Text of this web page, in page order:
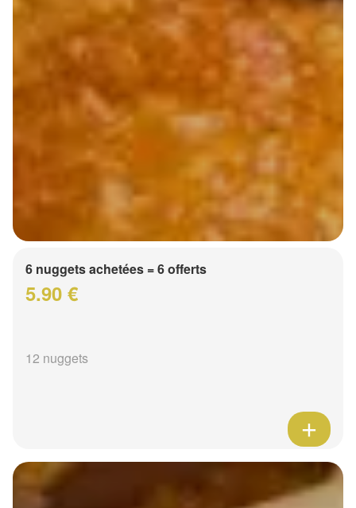
6 nuggets achetées = 6 offerts
5.90 €
12 nuggets